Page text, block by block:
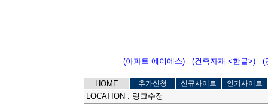
(아파트 에이에스) (건축자재 <한글>) (
HOME 추가신청 신규사이트 인기사이트
LOCATION : 링크수정